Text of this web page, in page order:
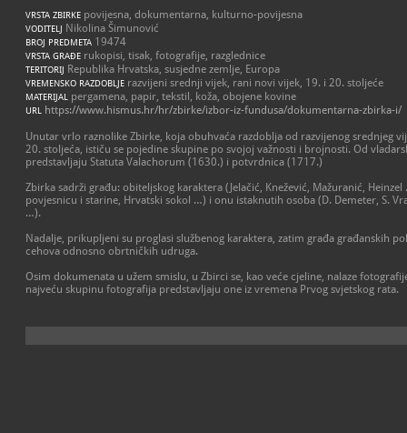
VRSTA ZBIRKE povijesna, dokumentarna, kulturno-povijesna
VODITELJ Nikolina Šimunović
BROJ PREDMETA 19474
VRSTA GRAĐE rukopisi, tisak, fotografije, razglednice
TERITORIJ Republika Hrvatska, susjedne zemlje, Europa
VREMENSKO RAZDOBLJE razvijeni srednji vijek, rani novi vijek, 19. i 20. stoljeće
MATERIJAL pergamena, papir, tekstil, koža, obojene kovine
URL https://www.hismus.hr/hr/zbirke/izbor-iz-fundusa/dokumentarna-zbirka-i/
Unutar vrlo raznolike Zbirke, koja obuhvaća razdoblja od razvijenog srednjeg
20. stoljeća, ističu se pojedine skupine po svojoj važnosti i brojnosti. Od
predstavljaju Statuta Valachorum (1630.) i potvrdnica (1717.)
Zbirka sadrži građu: obiteljskog karaktera (Jelačić, Knežević, Mažuranić,
povjesnicu i starine, Hrvatski sokol …) i onu istaknutih osoba (D. Demeter, S.
…).
Nadalje, prikupljeni su proglasi službenog karaktera, zatim građa građanskih
cehova odnosno obrtničkih udruga.
Osim dokumenata u užem smislu, u Zbirci se, kao veće cjeline, nalaze
najveću skupinu fotografija predstavljaju one iz vremena Prvog svjetskog rata.